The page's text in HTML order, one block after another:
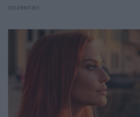
CELEBRITIES